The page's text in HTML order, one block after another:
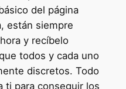
del página
están siempre
y recíbelo
todos y cada uno
discretos. Todo
ti para conseguir los